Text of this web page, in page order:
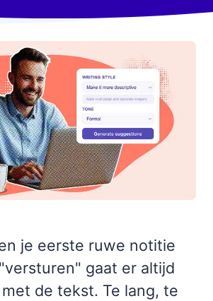
je eerste ruwe notitie
gaat er altijd
de tekst. Te lang, te